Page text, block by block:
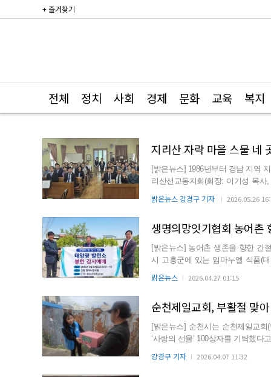
+ 즐겨찾기
전체 정치 사회 경제 문화 교육 복지
지리산 자락 마을 스물 네
[밝은뉴스] 1986년부터 경남 지역
리산선교동지회(회장: 이기성 목
밝은뉴스 강경구 기자 2026.05.26
생명의망잇기협회 농어촌
[밝은뉴스] 농어촌 생존을 향한 간절함 돕
시 고흥군에 있는 임마누엘 식품(
밝은뉴스 2026.04.27 01:15
순천제일교회, 부활절 맞
[밝은뉴스] 순천시는 순천제일교
‘사랑의 선물’ 100상자를 기탁했다고 밝혔다. 이번에 전달된 선물 상자는 치
강경구 기자 2026.04.07 11:32